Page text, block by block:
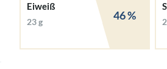
Eiweiß
23 g 46 %